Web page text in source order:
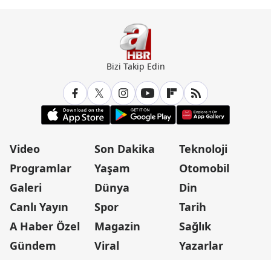
Bizi Takip Edin
Video
Programlar
Galeri
Canlı Yayın
A Haber Özel
Gündem
Son Dakika
Yaşam
Dünya
Spor
Magazin
Viral
Teknoloji
Otomobil
Din
Tarih
Sağlık
Yazarlar